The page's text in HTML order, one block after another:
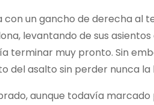
un gancho de derecha al
levantando de sus
terminar muy pronto. Sin
del asalto sin perder nunca la
aunque todavía